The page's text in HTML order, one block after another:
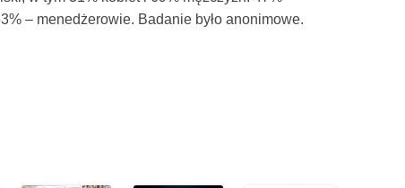
– menedżerowie. Badanie było anonimowe.